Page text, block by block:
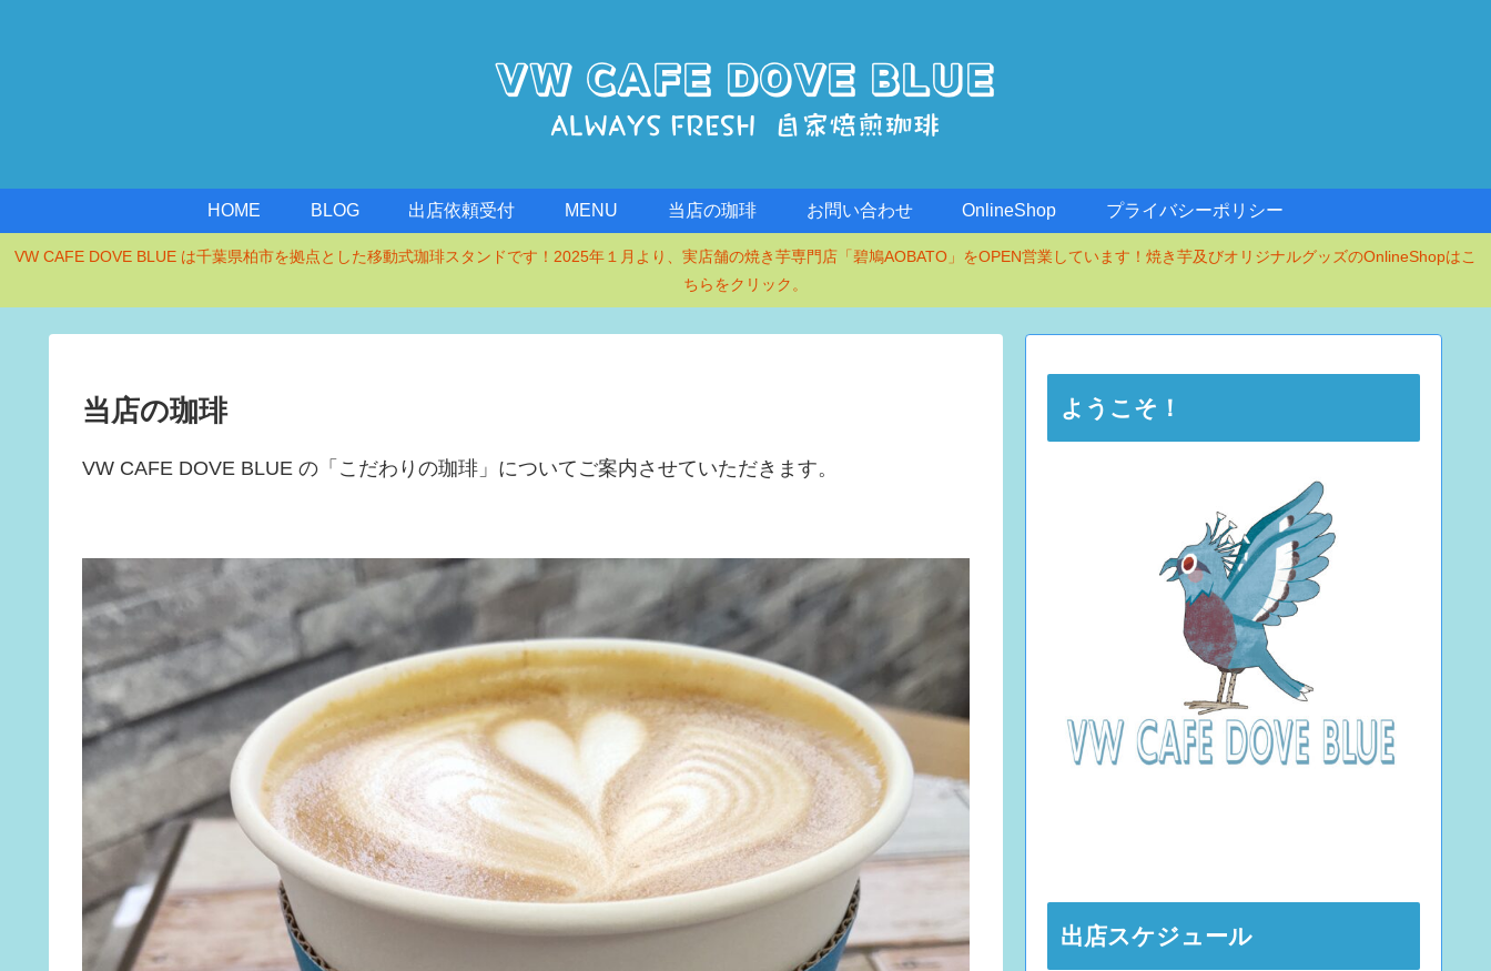
HOME BLOG 出店依頼受付 MENU 当店の珈琲 お問い合わせ OnlineShop プライバシーポリシー
VW CAFE DOVE BLUE は千葉県柏市を拠点とした移動式珈琲スタンドです！2025年１月より、実店舗の焼き芋専門店「碧鳩AOBATO」をOPEN営業しています！焼き芋及びオリジナルグッズのOnlineShopはこ
ちらをクリック。
当店の珈琲
VW CAFE DOVE BLUE の「こだわりの珈琲」についてご案内させていただきます。
ようこそ！
出店スケジュール